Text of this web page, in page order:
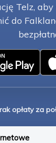
Telz,
do
opłaty za